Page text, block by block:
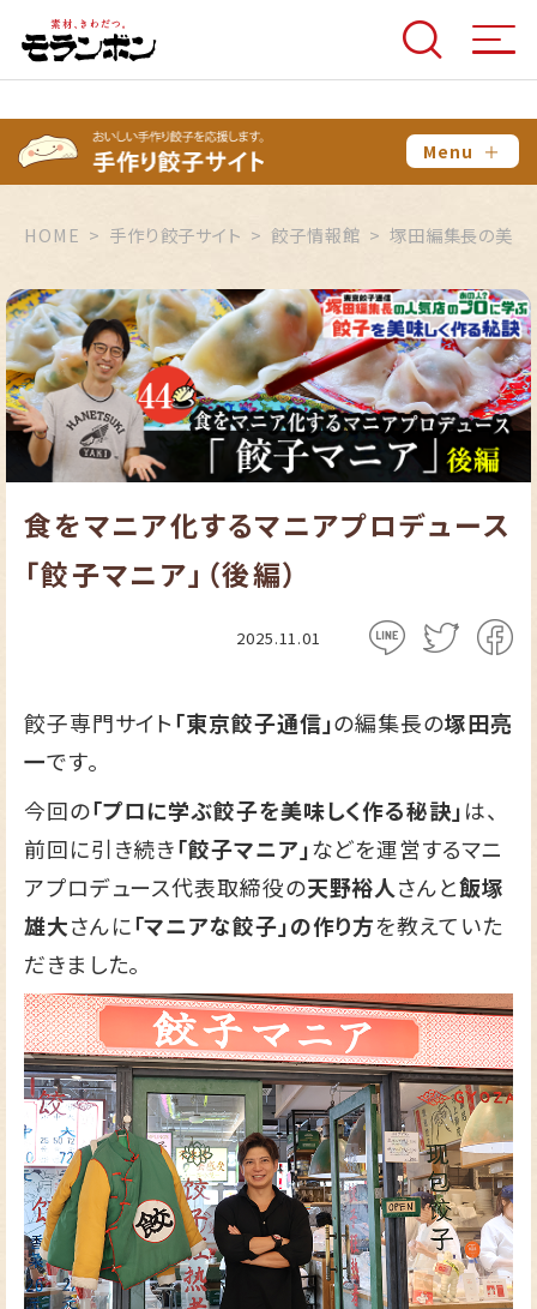
Menu ＋
HOME 手作り餃子サイト 餃子情報館 塚田編集長の美味
食をマニア化するマニアプロデュース
「餃子マニア」（後編）
2025.11.01
餃子専門サイト「東京餃子通信」の編集長の塚田亮
一です。
今回の「プロに学ぶ餃子を美味しく作る秘訣」は、
前回に引き続き「餃子マニア」などを運営するマニ
アプロデュース代表取締役の天野裕人さんと飯塚
雄大さんに「マニアな餃子」の作り方を教えていた
だきました。